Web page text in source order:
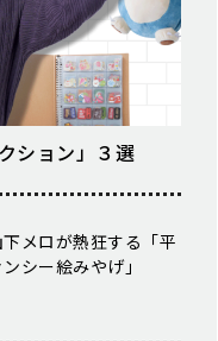
ション」３選
メロが熱狂する「平
シー絵みやげ」